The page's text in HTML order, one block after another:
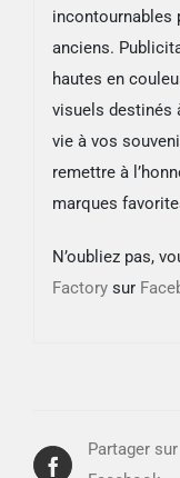
incontournables
anciens.
hautes en
visuels destinés
vie à vos
remettre à
marques
N’oubliez pas,
Factorysur
Partager sur